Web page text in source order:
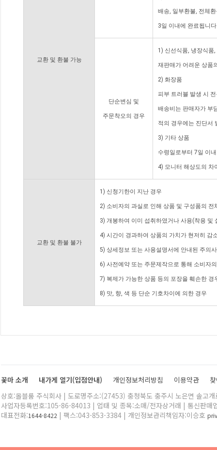
교환 및 환불 가능
배송, 일부환불, 전체
3일 이내에 완료됩니
단순변심 및
주문착오의 경우
1) 신선식품, 냉장식품
재판매가 어려운 상품
2) 화장품
피부 트러블 발생 시
배송비는 판매자가 부
적의 경우에는 진단서
3) 기타 상품
수령일로부터 7일 이
4) 모니터 해상도의 차
교환 및 환불 불가
1) 신청기한이 지난 경우
2) 소비자의 과실로 인해 상품 및 구성품의
3) 개봉하여 이미 섭취하였거나 사용(착용 및
4) 시간이 경과하여 상품의 가치가 현저히 감
5) 상세정보 또는 사용설명서에 안내된 주의
6) 사전예약 또는 주문제작으로 통해 소비자
7) 복제가 가능한 상품 등의 포장을 훼손한 경
8) 맛, 향, 색 등 단순 기호차이에 의한 경우
꽃마 소개 내가게 열기(입점안내) 개인정보처리방침 이용약관
상호:올블룸 주식회사 | 도로명주소:(27453) 충청북도 충주시 노은면 솔고
사업자등록번호:105-86-84013 | 업태 및 종목:소매/전자상거래 | 통신판매
대표전화:1644-8422 | 팩스:043-853-3384 | 개인정보관리책임자:이승호